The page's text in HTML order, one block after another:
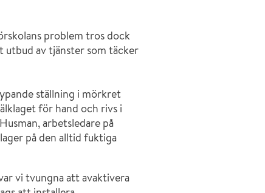
problem tros dock
av tjänster som täcker
ställning i mörkret
för hand och rivs i
arbetsledare på
på den alltid fuktiga
vi tvungna att avaktivera